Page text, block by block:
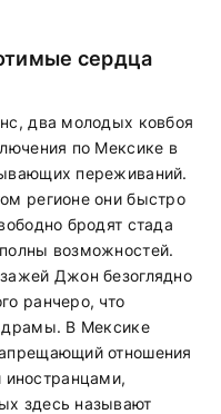
сердца
два молодых ковбоя
по Мексике в
переживаний.
регионе они быстро
бродят стада
возможностей.
Джон безоглядно
ранчеро, что
драмы. В Мексике
отношения
здесь называют